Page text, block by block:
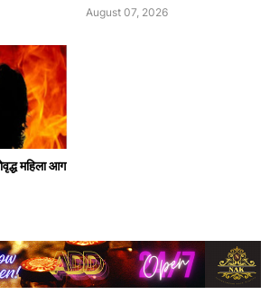
August 07, 2026
महिला आग